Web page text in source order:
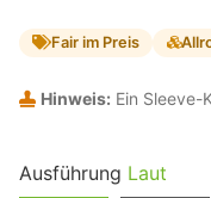
Fair im Preis
Hinweis: Ein Sleeve-
Ausführung Laut